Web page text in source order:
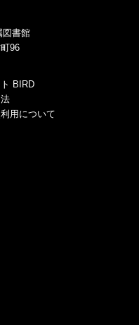
図書館
96
BIRD
用について